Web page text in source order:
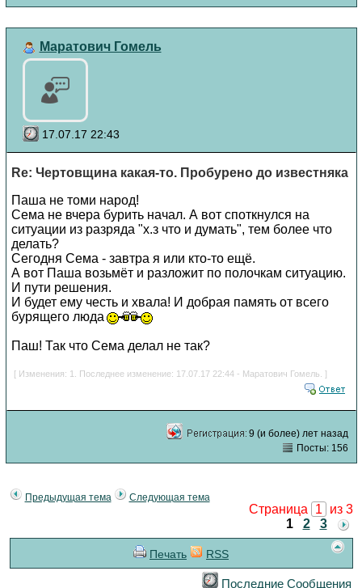
Маратович Гомель
17.07.17 22:43
Re: Чертовщина какая-то. Пробурено до известняка
Паша не томи народ!
Сема не вчера бурить начал. А вот споткнулся на
ситуации из разряда "х.з что и думать", тем более что
делать?
Сегодня Сема - завтра я или кто-то ещё.
А вот Паша возьмёт и разложит по полочкам ситуацию.
И пути решения.
И будет ему честь и хвала! И добрая память от всего
бурящего люда
Паш! Так что Сема делал не так?
[ Изменения: 1. Последнее изменение: 17.07.17 22:44 - Маратович Гомель. ]
9 (и более) лет назад
Посты: 156
Предыдущая тема Следующая тема
Страница 1
из 3
1
2 3
Печать RSS
Последние Сообщения